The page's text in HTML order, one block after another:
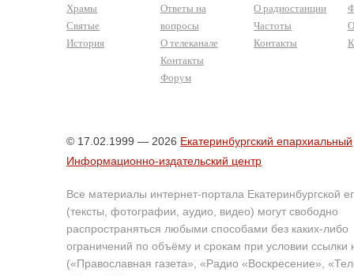
Храмы
Святые
История
Ответы на
вопросы
О телеканале
Контакты
Форум
О радиостанции
Частоты
Контакты
© 17.02.1999 — 2026 Екатеринбургский епархиальный
Информационно-издательский центр
Все материалы интернет-портала Екатеринбургской
(тексты, фотографии, аудио, видео) могут свободно
распространяться любыми способами без каких-либо
ограничений по объёму и срокам при условии ссылки
(«Православная газета», «Радио «Воскресение»,